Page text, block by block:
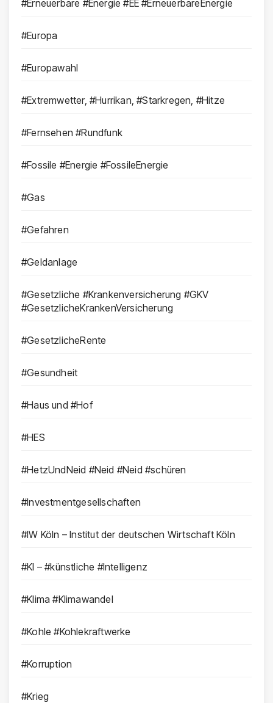
#Erneuerbare #Energie #EE #ErneuerbareEnergie
#Europa
#Europawahl
#Extremwetter, #Hurrikan, #Starkregen, #Hitze
#Fernsehen #Rundfunk
#Fossile #Energie #FossileEnergie
#Gas
#Gefahren
#Geldanlage
#Gesetzliche #Krankenversicherung #GKV
#GesetzlicheKrankenVersicherung
#GesetzlicheRente
#Gesundheit
#Haus und #Hof
#HES
#HetzUndNeid #Neid #Neid #schüren
#Investmentgesellschaften
#IW Köln – Institut der deutschen Wirtschaft Köln
#KI – #künstliche #Intelligenz
#Klima #Klimawandel
#Kohle #Kohlekraftwerke
#Korruption
#Krieg